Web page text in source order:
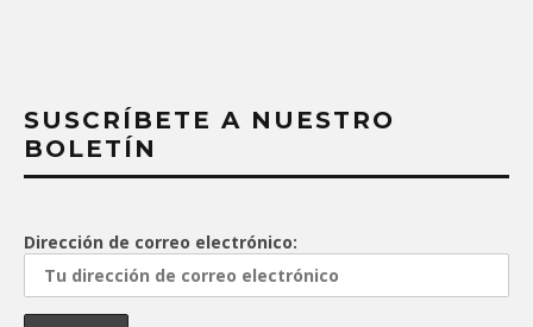
SUSCRÍBETE A NUESTRO
BOLETÍN
Dirección de correo electrónico: